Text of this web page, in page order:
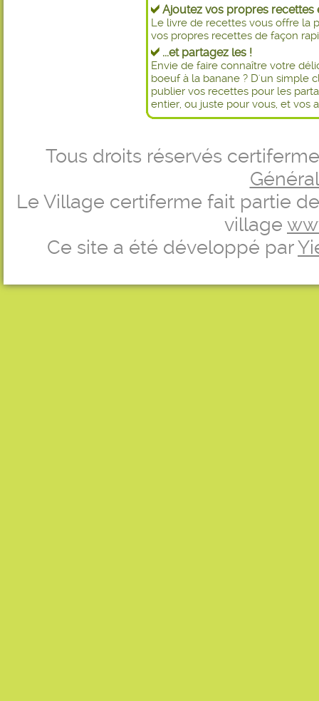
Ajoutez vos propres recettes
Le livre de recettes vous offre la
vos propres recettes de façon
...et partagez les !
Envie de faire connaître votre
boeuf à la banane ? D'un simple
publier vos recettes pour les
entier, ou juste pour vous, et vos
Tous droits réservés
Le Village certiferme fait partie
village
Ce site a été développé par